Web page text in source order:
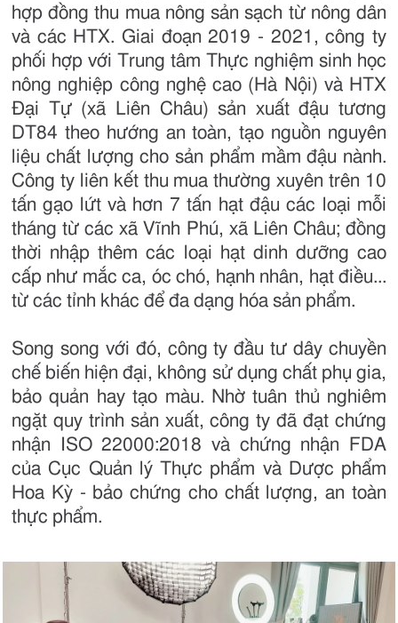
hợp đồng thu mua nông sản sạch từ nông dân
và các HTX. Giai đoạn 2019 - 2021, công ty
phối hợp với Trung tâm Thực nghiệm sinh học
nông nghiệp công nghệ cao (Hà Nội) và HTX
Đại Tự (xã Liên Châu) sản xuất đậu tương
DT84 theo hướng an toàn, tạo nguồn nguyên
liệu chất lượng cho sản phẩm mầm đậu nành.
Công ty liên kết thu mua thường xuyên trên 10
tấn gạo lứt và hơn 7 tấn hạt đậu các loại mỗi
tháng từ các xã Vĩnh Phú, xã Liên Châu; đồng
thời nhập thêm các loại hạt dinh dưỡng cao
cấp như mắc ca, óc chó, hạnh nhân, hạt điều...
từ các tỉnh khác để đa dạng hóa sản phẩm.
Song song với đó, công ty đầu tư dây chuyền
chế biến hiện đại, không sử dụng chất phụ gia,
bảo quản hay tạo màu. Nhờ tuân thủ nghiêm
ngặt quy trình sản xuất, công ty đã đạt chứng
nhận ISO 22000:2018 và chứng nhận FDA
của Cục Quản lý Thực phẩm và Dược phẩm
Hoa Kỳ - bảo chứng cho chất lượng, an toàn
thực phẩm.